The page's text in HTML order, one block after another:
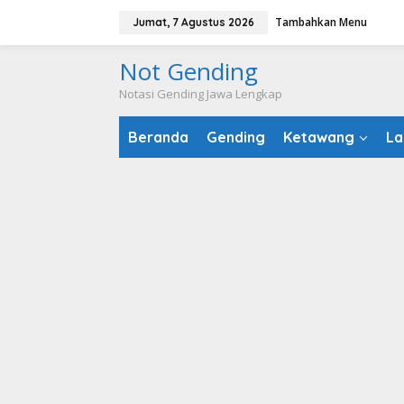
konten
Jumat, 7 Agustus 2026 Tambahkan Menu
Not Gending
Notasi Gending Jawa Lengkap
Beranda Gending Ketawang